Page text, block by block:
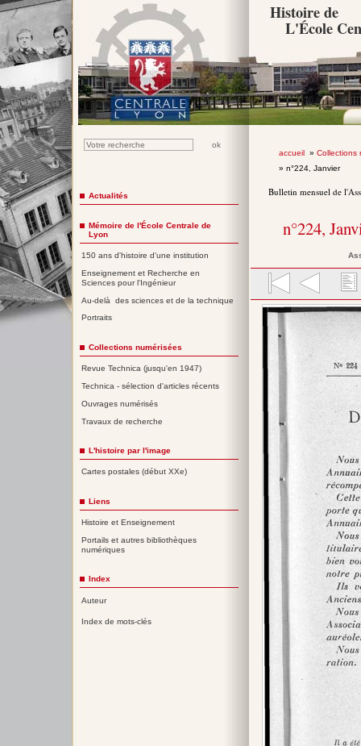
Histoire de
L'École
accueil» Collections
» n°224, Janvier
Bulletin mensuel de
n°224,
Actualités
Mémoire de l'École Centrale de
Lyon
150 ans d'histoire d'une institution
Enseignement et Recherche en
Sciences pour l'Ingénieur
Au-delà des sciences et de la technique
Portraits
Collections numérisées
Revue Technica (jusqu'en 1947)
Technica - sélection d'articles récents
Ouvrages numérisés
Travaux de recherche
L'histoire par l'image
Cartes postales (début XXe)
Liens
Histoire et Enseignement
Portails et autres bibliothèques
numériques
Index
Auteur
Index de mots-clés